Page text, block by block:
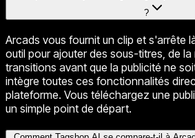
?
Arcads vous fournit un clip et s'arrête
outil pour ajouter des sous-titres, de la
transitions avant que la publicité ne
intègre toutes ces fonctionnalités
plateforme. Vous téléchargez une
un simple point de départ.